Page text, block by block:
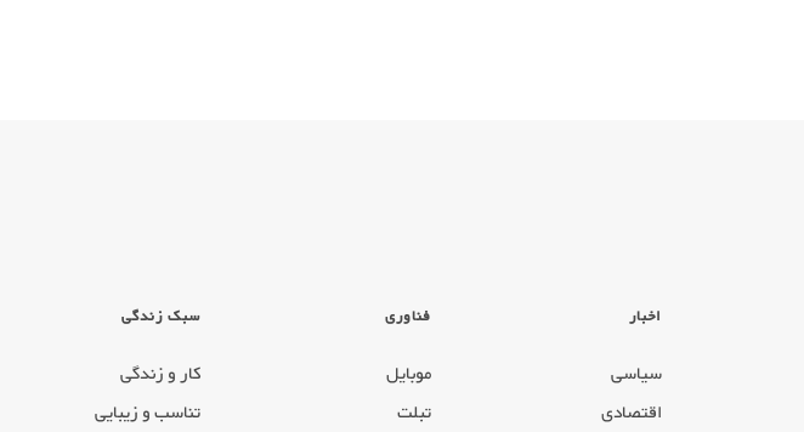
اخبار
سیاسی
اقتصادی
فناوری
موبایل
تبلت
سبک زندگی
کار و زندگی
تناسب و زیبایی